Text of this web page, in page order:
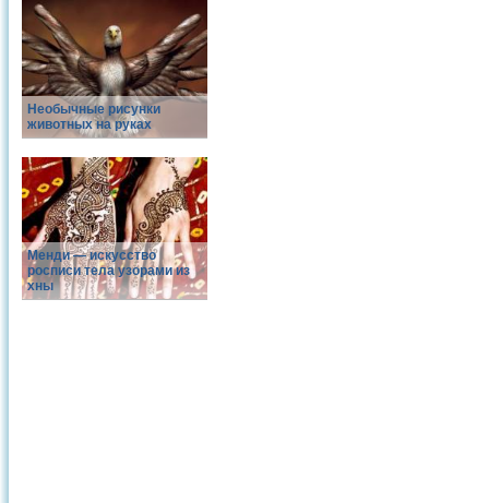
Необычные рисунки
животных на руках
Менди — искусство
росписи тела узорами из
хны